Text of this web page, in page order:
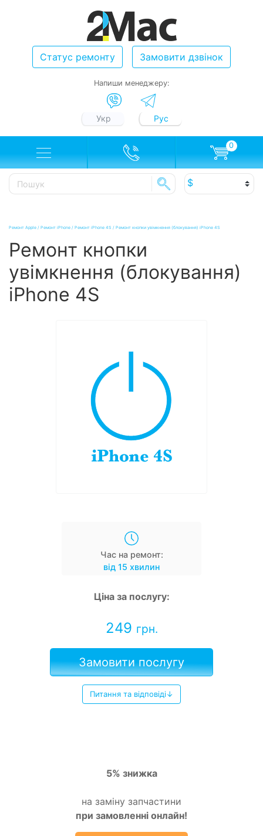
Статус ремонту Замовити дзвінок
Напиши менеджеру:
Укр Рус
0
Ремонт Apple / Ремонт iPhone / Ремонт iPhone 4S / Ремонт кнопки увімкнення (блокування) iPhone 4S
Ремонт кнопки
увімкнення (блокування)
iPhone 4S
Час на ремонт:
від 15 хвилин
Ціна за послугу:
249 грн.
Замовити послугу
Питання та відповіді↓
5% знижка
на заміну запчастини
при замовленні онлайн!